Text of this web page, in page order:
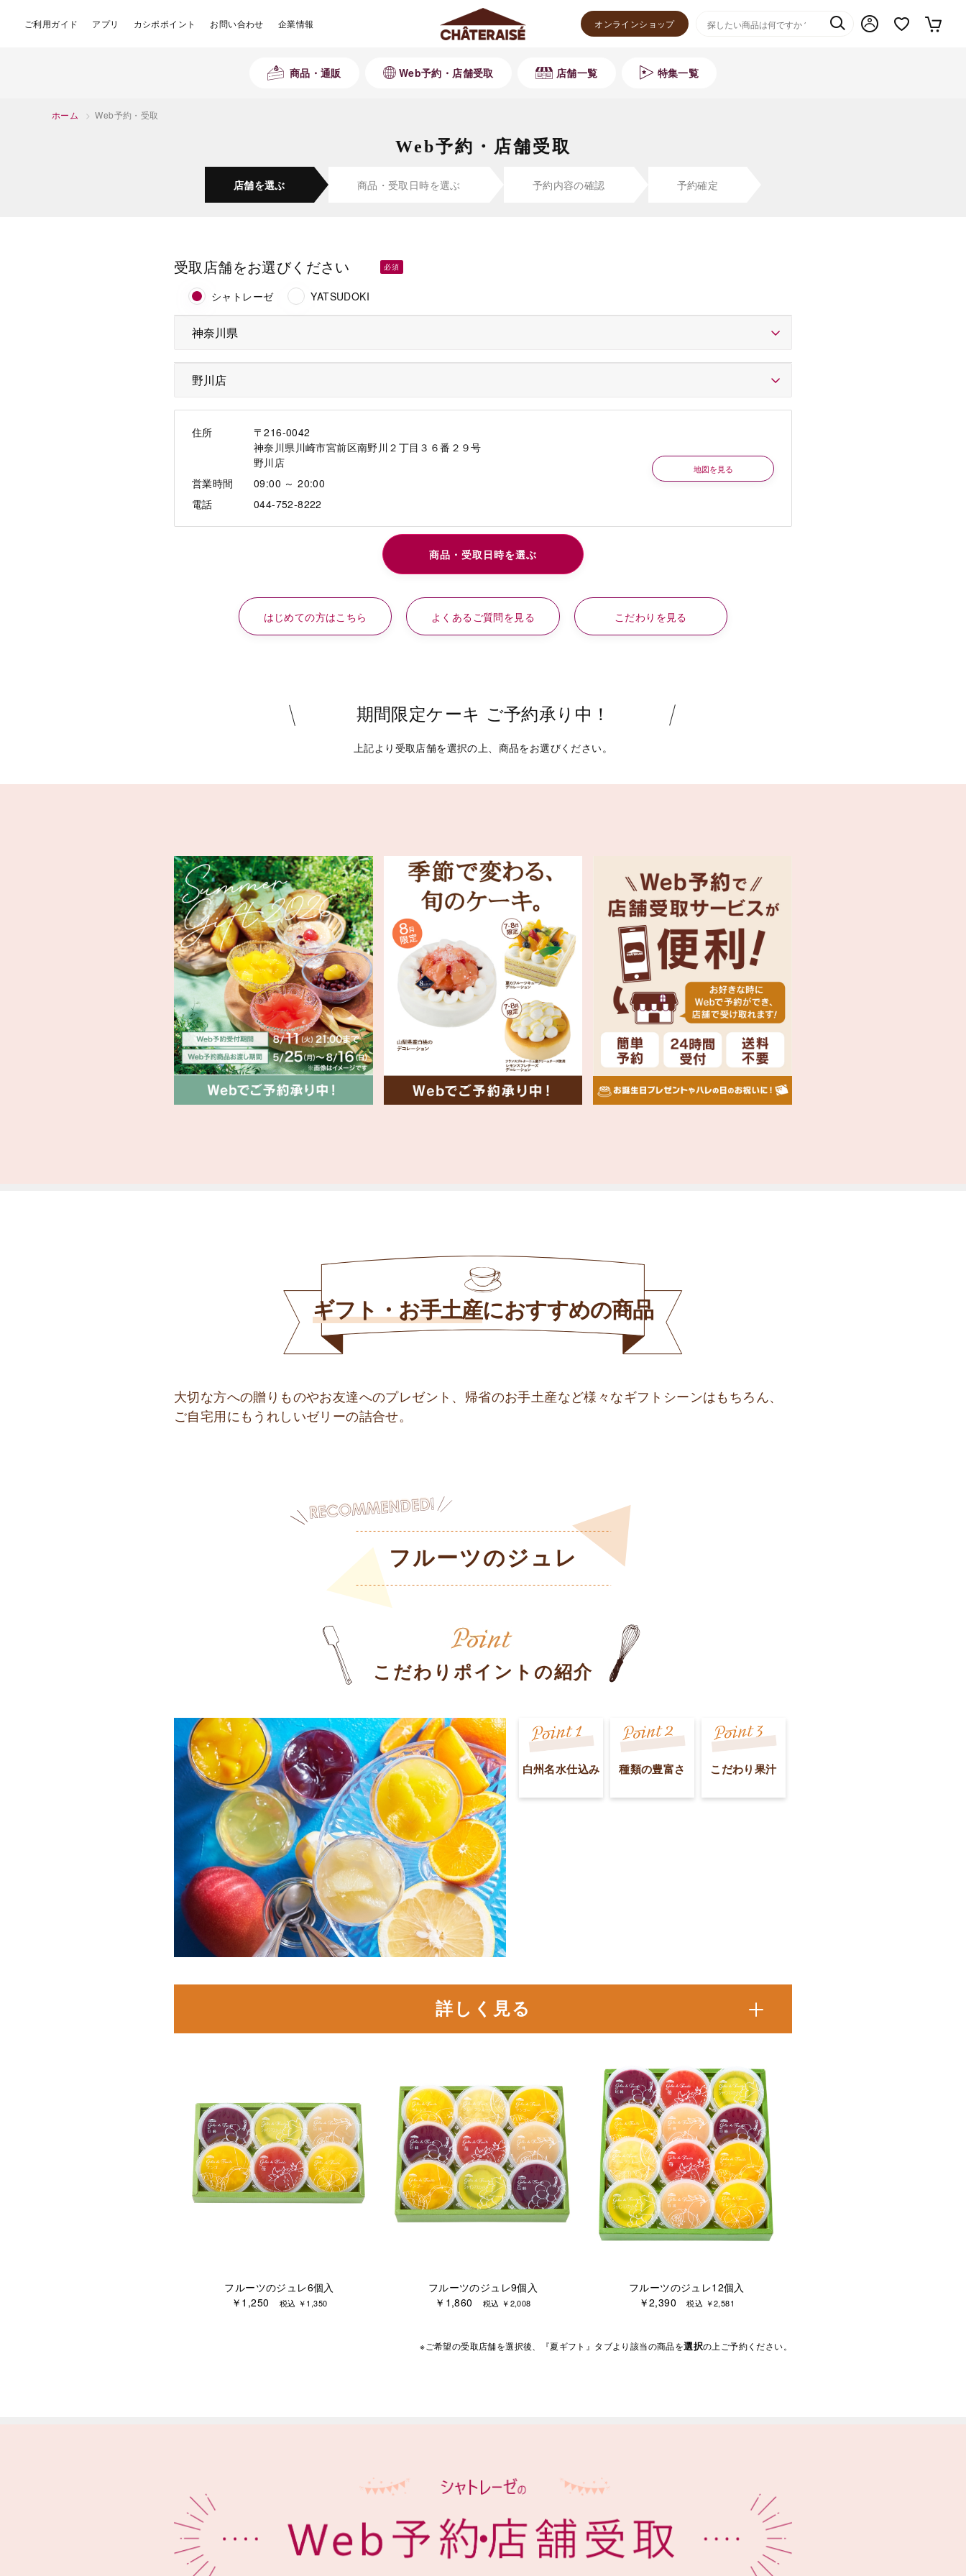
ご利用ガイド アプリ カシポポイント お問い合わせ 企業情報 オンラインショップ
商品・通販 Web予約・店舗受取 店舗一覧 特集一覧
ホーム > Web予約・受取
Web予約・店舗受取
店舗を選ぶ 商品・受取 日時を選ぶ 予約内容の確認 予約確定
受取店舗をお選びください
シャトレーゼ YATSUDOKI
住所
〒216-0042
神奈川県川崎市宮前区南野川２丁目３６番２９号
野川店
営業時間
09:00 ～ 20:00
電話
044-752-8222
地図を見る
はじめての方はこちら よくあるご質問を見る こだわりを見る
期間限定ケーキ ご予約承り中！
上記より受取店舗を選択の上、商品をお選びください。
ギフト・お手土産におすすめの商品
大切な方への贈りものやお友達へのプレゼント、帰省のお手土産など様々なギフトシーンはもちろん、
ご自宅用にもうれしいゼリーの詰合せ。
フルーツのジュレ
こだわりポイントの紹介
白州名水仕込み 種類の豊富さ こだわり果汁
詳しく見る
フルーツのジュレ6個入
￥1,250
税込 ￥1,350
フルーツのジュレ9個入
￥1,860税込 ￥2,008
フルーツのジュレ12個入
￥2,390税込 ￥2,581
※ご希望の受取店舗を選択後、『夏ギフト』タブより 該当の商品を選択の上ご予約ください。